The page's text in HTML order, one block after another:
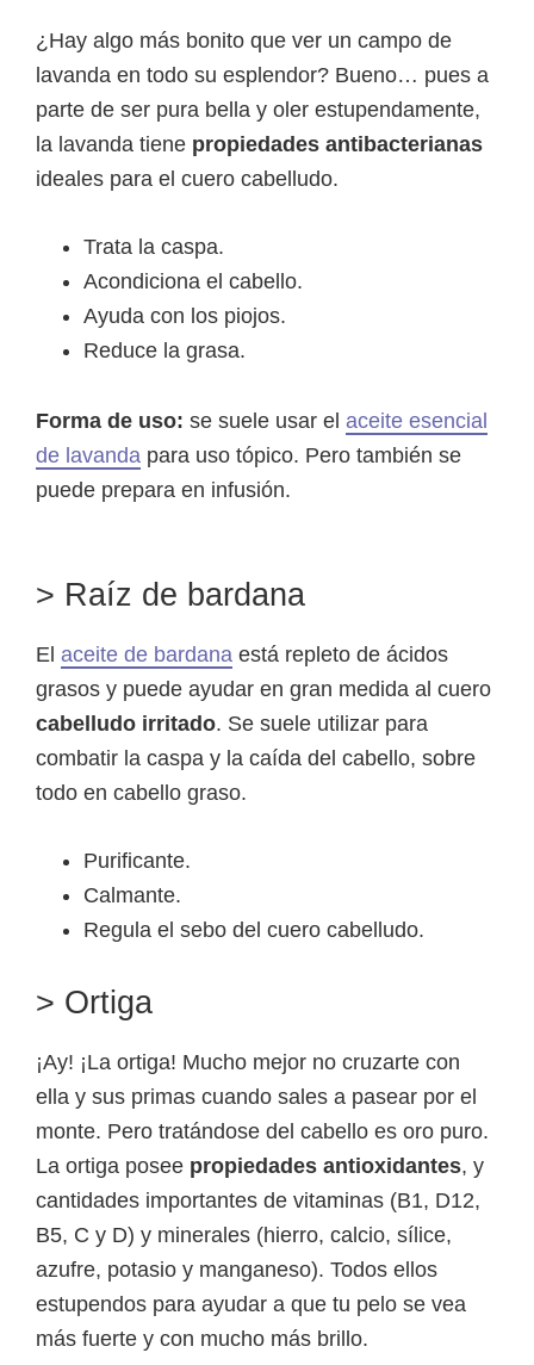
¿Hay algo más bonito que ver un campo de
lavanda en todo su esplendor? Bueno… pues a
parte de ser pura bella y oler estupendamente,
la lavanda tiene propiedades antibacterianas
ideales para el cuero cabelludo.
Trata la caspa.
Acondiciona el cabello.
Ayuda con los piojos.
Reduce la grasa.
Forma de uso: se suele usar el aceite esencial
de lavanda para uso tópico. Pero también se
puede prepara en infusión.
> Raíz de bardana
El aceite de bardana está repleto de ácidos
grasos y puede ayudar en gran medida al cuero
cabelludo irritado. Se suele utilizar para
combatir la caspa y la caída del cabello, sobre
todo en cabello graso.
Purificante.
Calmante.
Regula el sebo del cuero cabelludo.
> Ortiga
¡Ay! ¡La ortiga! Mucho mejor no cruzarte con
ella y sus primas cuando sales a pasear por el
monte. Pero tratándose del cabello es oro puro.
La ortiga posee propiedades antioxidantes, y
cantidades importantes de vitaminas (B1, D12,
B5, C y D) y minerales (hierro, calcio, sílice,
azufre, potasio y manganeso). Todos ellos
estupendos para ayudar a que tu pelo se vea
más fuerte y con mucho más brillo.